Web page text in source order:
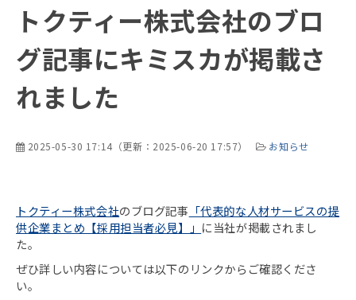
お知らせ
トクティー株式会社のブロ
グ記事にキミスカが掲載さ
れました
2025-05-30 17:14 （更新： 2025-06-20 17:57） お知らせ
トクティー株式会社のブログ記事 「代表的な人材サービスの提
供企業まとめ【採用担当者必見】」 に当社が掲載されまし
た。
ぜひ詳しい内容については以下のリンクからご確認くださ
い。